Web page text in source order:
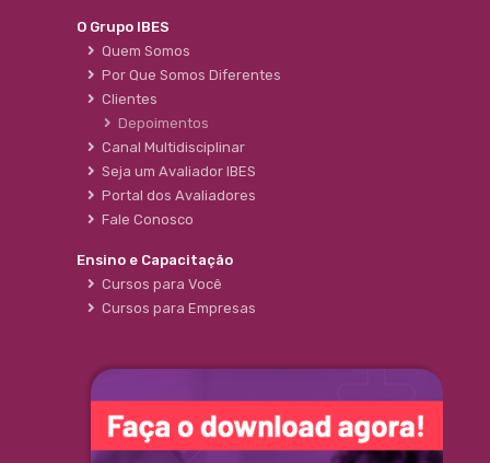
O Grupo IBES
Quem Somos
Por Que Somos Diferentes
Clientes
Depoimentos
Canal Multidisciplinar
Seja um Avaliador IBES
Portal dos Avaliadores
Fale Conosco
Ensino e Capacitação
Cursos para Você
Cursos para Empresas